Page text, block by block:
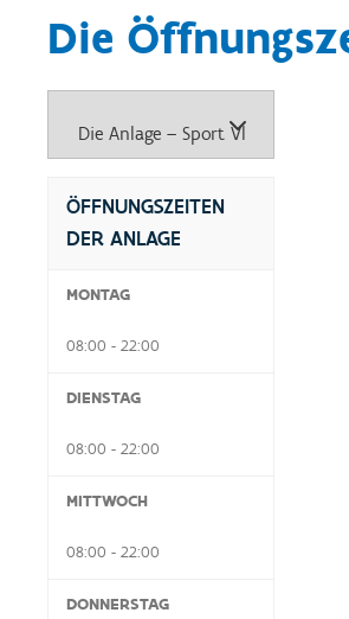
Die
ÖFFNUNGSZEITEN
DER ANLAGE
MONTAG
08:00 - 22:00
DIENSTAG
08:00 - 22:00
MITTWOCH
08:00 - 22:00
DONNERSTAG